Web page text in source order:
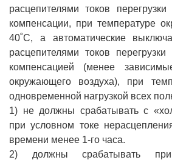
расцепителями токов
компенсации, при температуре
40˚С, а автоматические
расцепителями токов
компенсацией (менее
окружающего воздуха), при
одновременной нагрузкой всех
1) не должны срабатывать с
при условном токе
времени менее 1-го часа.
2) должны срабатывать